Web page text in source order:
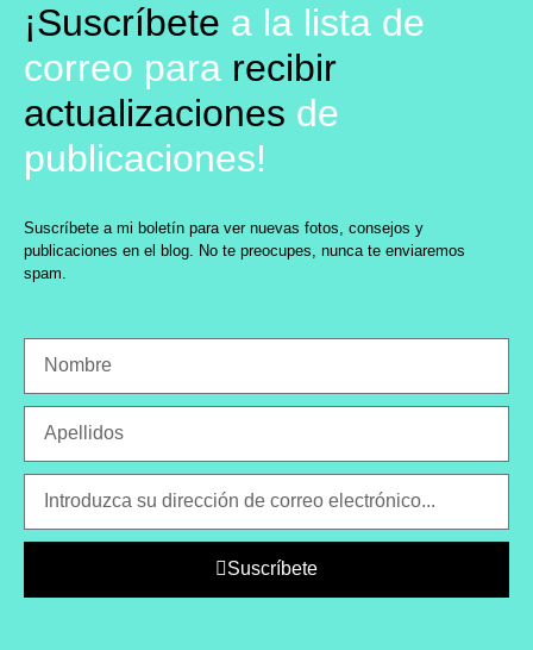
¡Suscríbete a la lista de
correo para recibir
actualizaciones de
publicaciones!
Suscríbete a mi boletín para ver nuevas fotos, consejos y
publicaciones en el blog. No te preocupes, nunca te enviaremos
spam.
Suscríbete